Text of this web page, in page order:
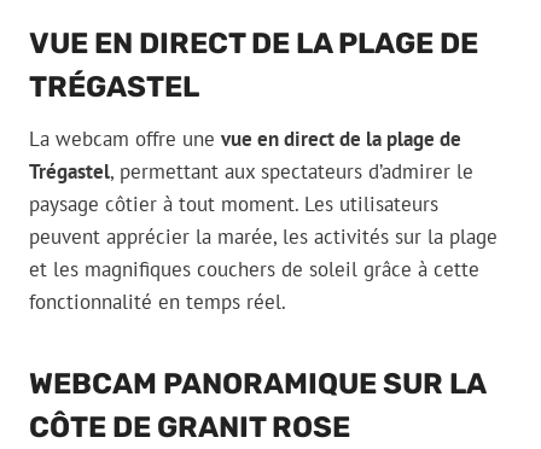
VUE EN DIRECT DE LA PLAGE DE
TRÉGASTEL
La webcam offre une vue en direct de la plage de
Trégastel, permettant aux spectateurs d’admirer le
paysage côtier à tout moment. Les utilisateurs
peuvent apprécier la marée, les activités sur la plage
et les magnifiques couchers de soleil grâce à cette
fonctionnalité en temps réel.
WEBCAM PANORAMIQUE SUR LA
CÔTE DE GRANIT ROSE